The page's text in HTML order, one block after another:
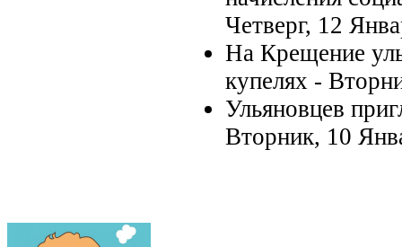
Четверг, 12
На Крещение
купелях -
Ульяновцев
Вторник, 10